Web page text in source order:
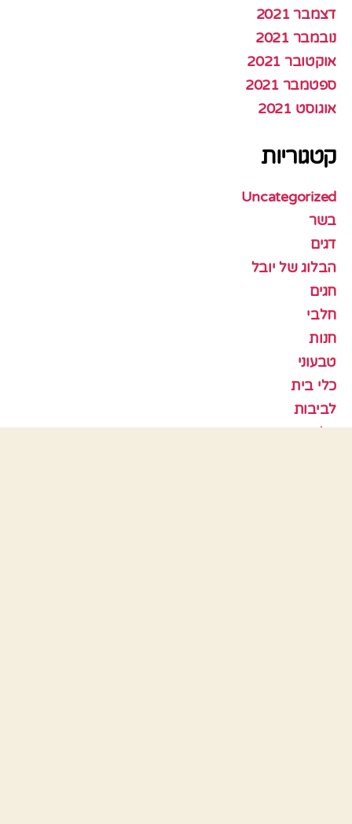
דצמבר 2021
נובמבר 2021
אוקטובר 2021
ספטמבר 2021
אוגוסט 2021
קטגוריות
Uncategorized
בשר
דגים
הבלוג של יובל
חגים
חלבי
חנות
טבעוני
כלי בית
לביבות
סלטים